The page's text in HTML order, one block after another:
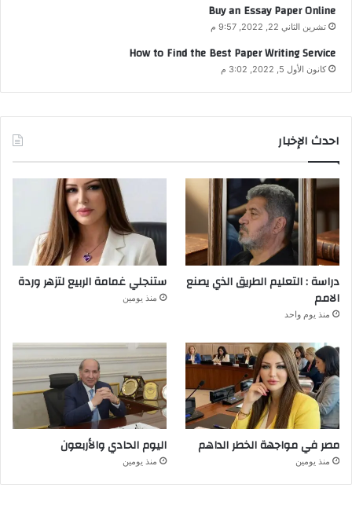
Buy an Essay Paper Online
تشرين الثاني 22, 2022, 9:57 م
How to Find the Best Paper Writing Service
كانون الأول 5, 2022, 3:02 م
احدث الإخبار
دراسة : التعليم الطريق الذي يصنع
الامم
منذ يوم واحد
ستنجلي غمامة الربيع لتزهر وردة
منذ يومين
مصر في مواجهة الخطر الداهم
منذ يومين
اليوم الحادي والأربعون
منذ يومين